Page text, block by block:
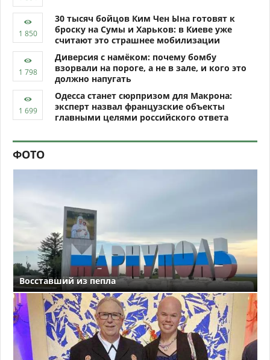
30 тысяч бойцов Ким Чен Ына готовят к
броску на Сумы и Харьков: в Киеве уже
считают это страшнее мобилизации
Диверсия с намёком: почему бомбу
взорвали на пороге, а не в зале, и кого это
должно напугать
Одесса станет сюрпризом для Макрона:
эксперт назвал французские объекты
главными целями российского ответа
ФОТО
Восставший из пепла